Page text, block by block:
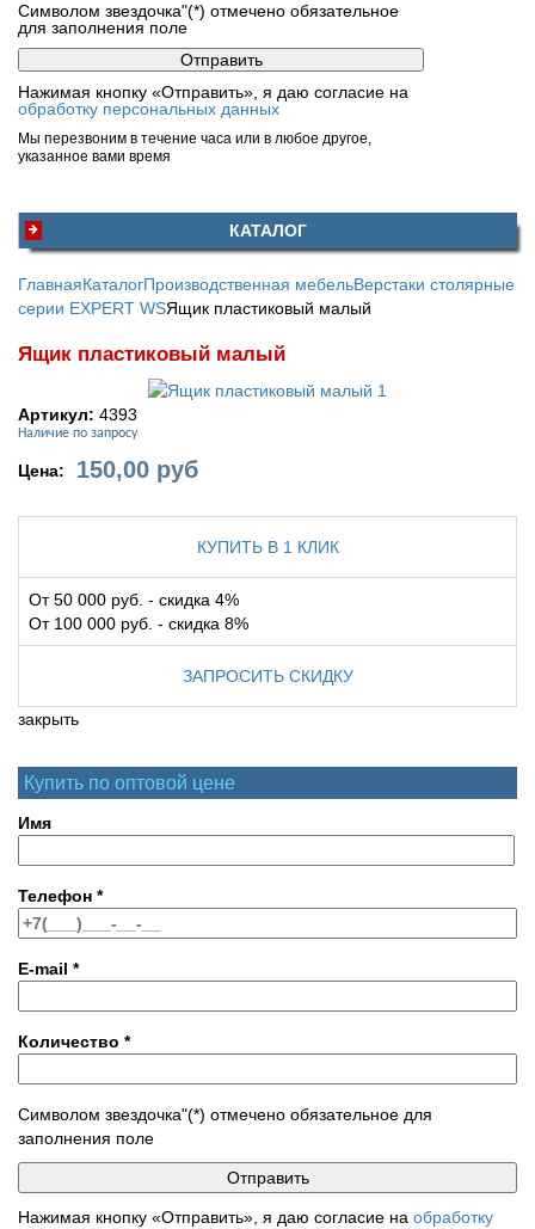
Символом звездочка"(*) отмечено обязательное
для заполнения поле
Нажимая кнопку «Отправить», я даю согласие на
обработку персональных данных
Мы перезвоним в течение часа или в любое другое,
указанное вами время
КАТАЛОГ
ГлавнаяКаталогПроизводственная мебельВерстаки столярные
серии EXPERT WSЯщик пластиковый малый
Ящик пластиковый малый
Артикул: 4393
Наличие по запросу
Цена: 150,00 руб
КУПИТЬ В 1 КЛИК
От 50 000 руб. - скидка 4%
От 100 000 руб. - скидка 8%
ЗАПРОСИТЬ СКИДКУ
закрыть
Купить по оптовой цене
Имя
Телефон *
E-mail *
Количество *
Символом звездочка"(*) отмечено обязательное для
заполнения поле
Нажимая кнопку «Отправить», я даю согласие на обработку